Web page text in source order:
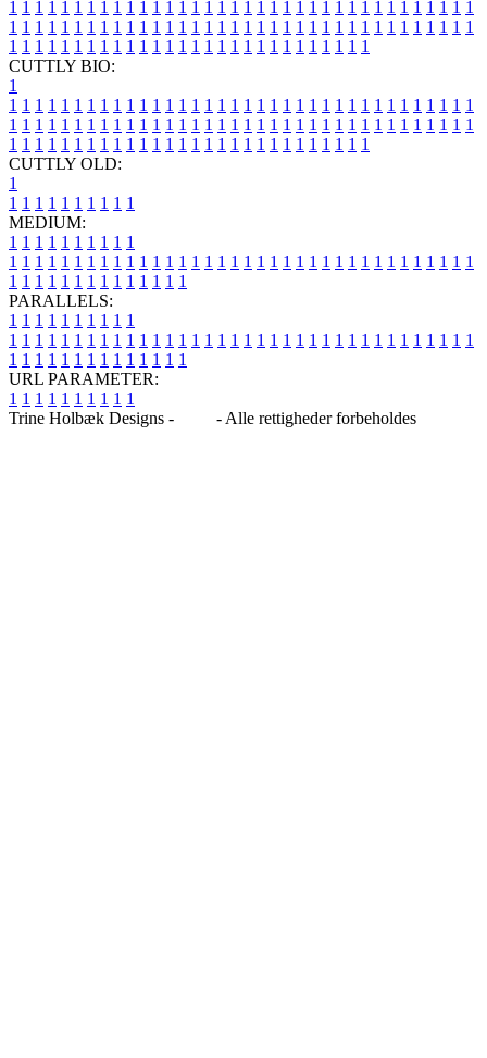
1 1 1 1 1 1 1 1 1 1 1 1 1 1 1 1 1 1 1 1 1 1 1 1 1 1 1 1 1 1 1 1 1 1 1 1
1 1 1 1 1 1 1 1 1 1 1 1 1 1 1 1 1 1 1 1 1 1 1 1 1 1 1 1 1 1 1 1 1 1 1 1
1 1 1 1 1 1 1 1 1 1 1 1 1 1 1 1 1 1 1 1 1 1 1 1 1 1 1 1
CUTTLY BIO:
1
1 1 1 1 1 1 1 1 1 1 1 1 1 1 1 1 1 1 1 1 1 1 1 1 1 1 1 1 1 1 1 1 1 1 1 1
1 1 1 1 1 1 1 1 1 1 1 1 1 1 1 1 1 1 1 1 1 1 1 1 1 1 1 1 1 1 1 1 1 1 1 1
1 1 1 1 1 1 1 1 1 1 1 1 1 1 1 1 1 1 1 1 1 1 1 1 1 1 1 1
CUTTLY OLD:
1
1 1 1 1 1 1 1 1 1 1
MEDIUM:
1 1 1 1 1 1 1 1 1 1
1 1 1 1 1 1 1 1 1 1 1 1 1 1 1 1 1 1 1 1 1 1 1 1 1 1 1 1 1 1 1 1 1 1 1 1
1 1 1 1 1 1 1 1 1 1 1 1 1 1
PARALLELS:
1 1 1 1 1 1 1 1 1 1
1 1 1 1 1 1 1 1 1 1 1 1 1 1 1 1 1 1 1 1 1 1 1 1 1 1 1 1 1 1 1 1 1 1 1 1
1 1 1 1 1 1 1 1 1 1 1 1 1 1
URL PARAMETER:
1 1 1 1 1 1 1 1 1 1
Trine Holbæk Designs -
- Alle rettigheder forbeholdes